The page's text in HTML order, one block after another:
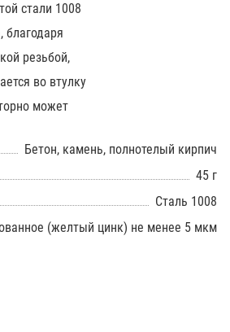
стали 1008
резьбой,
во втулку
может
Бетон, камень, полнотелый кирпич
45 г
Сталь 1008
(желтый цинк) не менее 5 мкм